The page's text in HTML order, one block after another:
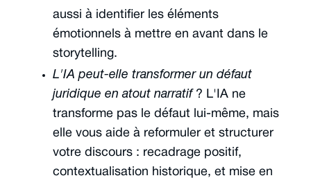
aussi à identifier les éléments
émotionnels à mettre en avant dans le
storytelling.
L'IA peut-elle transformer un défaut
juridique en atout narratif? L'IA ne
transforme pas le défaut lui-même, mais
elle vous aide à reformuler et structurer
votre discours : recadrage positif,
contextualisation historique, et mise en